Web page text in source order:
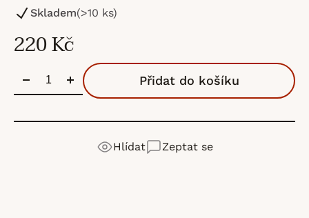
220 Kč
Skladem(>10 ks)
Přidat do košíku
Zeptat se
Hlídat